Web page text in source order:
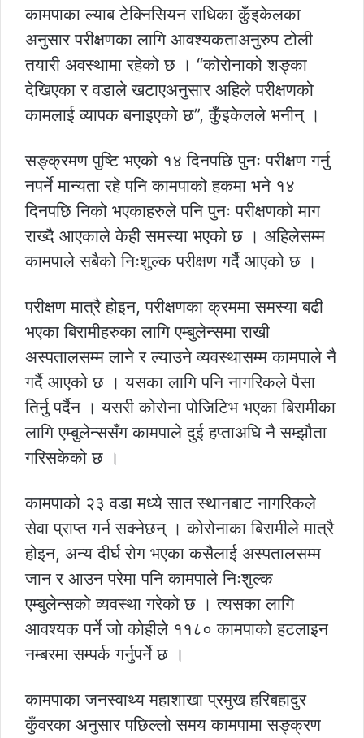
कामपाका ल्याब टेक्निसियन राधिका कुँइकेलका
अनुसार परीक्षणका लागि आवश्यकताअनुरुप टोली
तयारी अवस्थामा रहेको छ । “कोरोनाको शङ्का
देखिएका र वडाले खटाएअनुसार अहिले परीक्षणको
कामलाई व्यापक बनाइएको छ”, कुँइकेलले भनीन् ।
सङ्क्रमण पुष्टि भएको १४ दिनपछि पुनः परीक्षण गर्नु
नपर्ने मान्यता रहे पनि कामपाको हकमा भने १४
दिनपछि निको भएकाहरुले पनि पुनः परीक्षणको माग
राख्दै आएकाले केही समस्या भएको छ । अहिलेसम्म
कामपाले सबैको निःशुल्क परीक्षण गर्दै आएको छ ।
परीक्षण मात्रै होइन, परीक्षणका क्रममा समस्या बढी
भएका बिरामीहरुका लागि एम्बुलेन्समा राखी
अस्पतालसम्म लाने र ल्याउने व्यवस्थासम्म कामपाले नै
गर्दै आएको छ । यसका लागि पनि नागरिकले पैसा
तिर्नु पर्दैन । यसरी कोरोना पोजिटिभ भएका बिरामीका
लागि एम्बुलेन्ससँग कामपाले दुई हप्ताअघि नै सम्झौता
गरिसकेको छ ।
कामपाको २३ वडा मध्ये सात स्थानबाट नागरिकले
सेवा प्राप्त गर्न सक्नेछन् । कोरोनाका बिरामीले मात्रै
होइन, अन्य दीर्घ रोग भएका कसैलाई अस्पतालसम्म
जान र आउन परेमा पनि कामपाले निःशुल्क
एम्बुलेन्सको व्यवस्था गरेको छ । त्यसका लागि
आवश्यक पर्ने जो कोहीले ११८० कामपाको हटलाइन
नम्बरमा सम्पर्क गर्नुपर्ने छ ।
कामपाका जनस्वाथ्य महाशाखा प्रमुख हरिबहादुर
कुँवरका अनुसार पछिल्लो समय कामपामा सङ्क्रण